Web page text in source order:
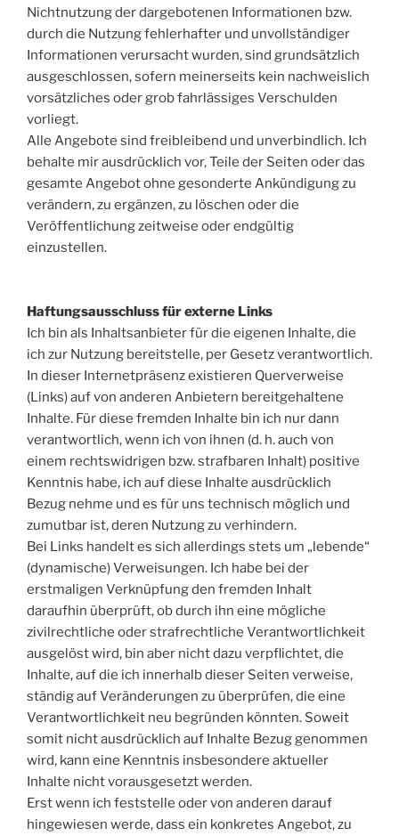
Nichtnutzung der dargebotenen Informationen bzw.
durch die Nutzung fehlerhafter und unvollständiger
Informationen verursacht wurden, sind grundsätzlich
ausgeschlossen, sofern meinerseits kein nachweislich
vorsätzliches oder grob fahrlässiges Verschulden
vorliegt.
Alle Angebote sind freibleibend und unverbindlich. Ich
behalte mir ausdrücklich vor, Teile der Seiten oder das
gesamte Angebot ohne gesonderte Ankündigung zu
verändern, zu ergänzen, zu löschen oder die
Veröffentlichung zeitweise oder endgültig
einzustellen.
Haftungsausschluss für externe Links
Ich bin als Inhaltsanbieter für die eigenen Inhalte, die
ich zur Nutzung bereitstelle, per Gesetz verantwortlich.
In dieser Internetpräsenz existieren Querverweise
(Links) auf von anderen Anbietern bereitgehaltene
Inhalte. Für diese fremden Inhalte bin ich nur dann
verantwortlich, wenn ich von ihnen (d. h. auch von
einem rechtswidrigen bzw. strafbaren Inhalt) positive
Kenntnis habe, ich auf diese Inhalte ausdrücklich
Bezug nehme und es für uns technisch möglich und
zumutbar ist, deren Nutzung zu verhindern.
Bei Links handelt es sich allerdings stets um „lebende“
(dynamische) Verweisungen. Ich habe bei der
erstmaligen Verknüpfung den fremden Inhalt
daraufhin überprüft, ob durch ihn eine mögliche
zivilrechtliche oder strafrechtliche Verantwortlichkeit
ausgelöst wird, bin aber nicht dazu verpflichtet, die
Inhalte, auf die ich innerhalb dieser Seiten verweise,
ständig auf Veränderungen zu überprüfen, die eine
Verantwortlichkeit neu begründen könnten. Soweit
somit nicht ausdrücklich auf Inhalte Bezug genommen
wird, kann eine Kenntnis insbesondere aktueller
Inhalte nicht vorausgesetzt werden.
Erst wenn ich feststelle oder von anderen darauf
hingewiesen werde, dass ein konkretes Angebot, zu